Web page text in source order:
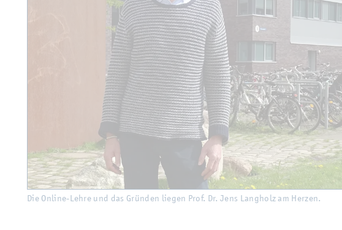
Die On­line-Lehre und das Grün­den lie­gen Prof. Dr. Jens Lang­holz am Her­zen.